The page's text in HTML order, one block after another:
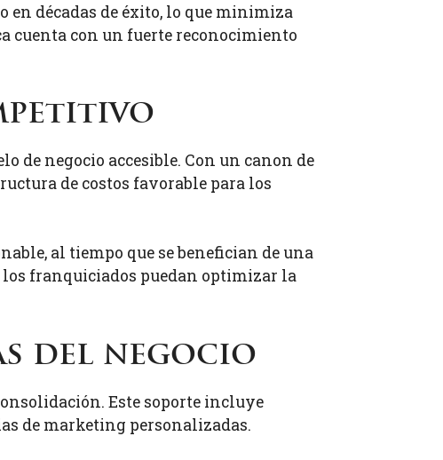
en décadas de éxito, lo que minimiza
cuenta con un fuerte reconocimiento
de negocio accesible. Con un canon de
de costos favorable para los
al tiempo que se benefician de una
los franquiciados puedan optimizar la
del negocio
Este soporte incluye
de marketing personalizadas.